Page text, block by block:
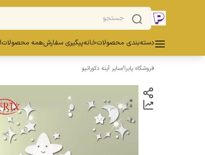
دسته‌بندی محصولاتخانهپیگیری سفارشهمه محصولات
فروشگاه پابرا/سایر آینه دکوراتیو